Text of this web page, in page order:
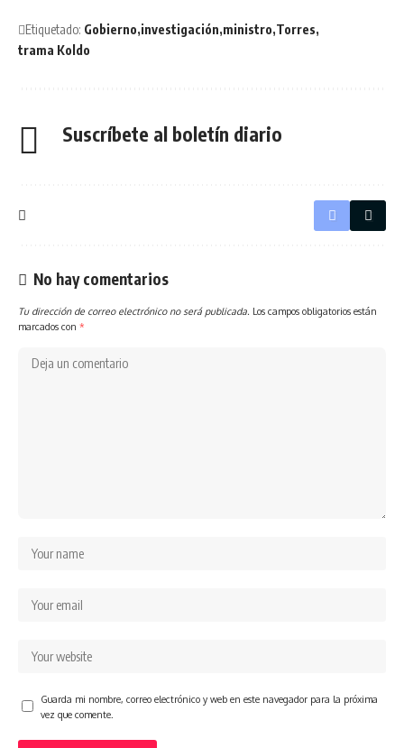
Etiquetado: Gobierno investigación ministro Torres
trama Koldo
Suscríbete al boletín diario
No hay comentarios
Tu dirección de correo electrónico no será publicada. Los campos obligatorios están
marcados con *
Guarda mi nombre, correo electrónico y web en este navegador para la próxima
vez que comente.